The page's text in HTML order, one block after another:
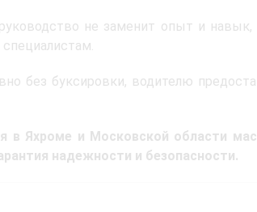
не заменит опыт и
без буксировки, водителю
в Яхроме и Московской области
надежности и безопасности.